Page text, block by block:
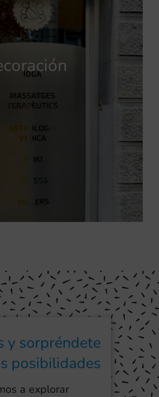
y sorpréndete
posibilidades
a explorar